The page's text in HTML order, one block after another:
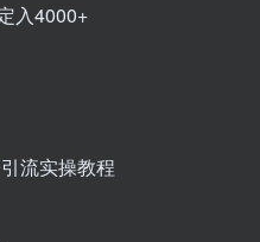
入4000+
流实操教程